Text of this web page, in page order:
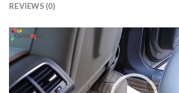
REVIEWS (0)
Lecteur
vidéo